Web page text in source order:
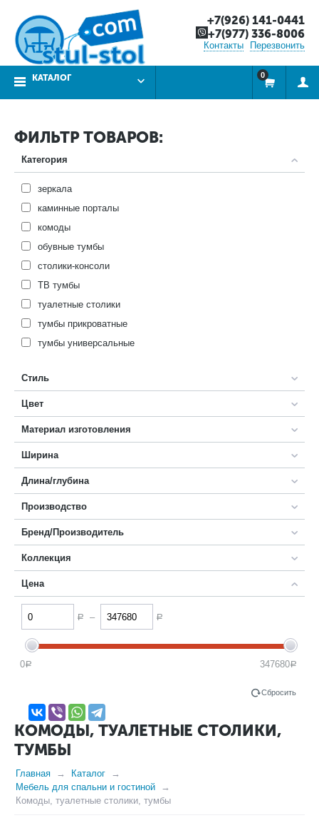
+7(926) 141-0441
+7(977) 336-8006
Контакты Перезвонить
КАТАЛОГ 0
ФИЛЬТР ТОВАРОВ:
Категория
зеркала
каминные порталы
комоды
обувные тумбы
столики-консоли
ТВ тумбы
туалетные столики
тумбы прикроватные
тумбы универсальные
Стиль
Цвет
Материал изготовления
Ширина
Длина/глубина
Производство
Бренд/Производитель
Коллекция
Цена
Р – Р
0Р 347680Р
Сбросить
КОМОДЫ, ТУАЛЕТНЫЕ СТОЛИКИ,
ТУМБЫ
Главная
Каталог
Мебель для спальни и гостиной
Комоды, туалетные столики, тумбы